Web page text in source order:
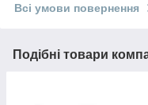
Всі умови повернення
Подібні товари